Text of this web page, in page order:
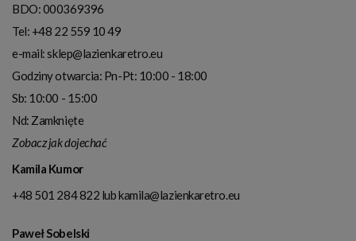
BDO: 000369396
Tel: +48 22 559 10 49
e-mail:sklep@lazienkaretro.eu
Godziny otwarcia: Pn-Pt: 10:00 - 18:00
Sb: 10:00 - 15:00
Nd: Zamknięte
Zobacz jak dojechać
Kamila Kumor
+48 501 284 822 lubkamila@lazienkaretro.eu
Paweł Sobelski